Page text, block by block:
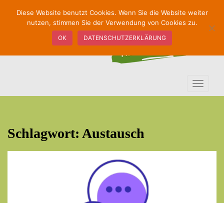
i
Schlagwort: Austausch
Diese Website benutzt Cookies. Wenn Sie die Website weiter
nutzen, stimmen Sie der Verwendung von Cookies zu.
OK DATENSCHUTZERKLÄRUNG